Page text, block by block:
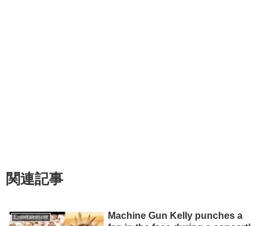
関連記事
Entertainment
Machine Gun Kelly punches a